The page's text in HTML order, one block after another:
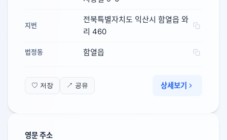
지번
전북특별자치도 익산시 함열읍 와
리 460
법정동 함열읍
♡ 저장 ↗ 공유 상세보기
영문 주소